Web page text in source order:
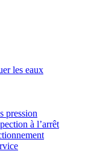
les eaux
pression
à l’arrêt